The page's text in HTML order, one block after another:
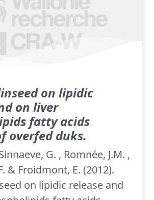
on lipidic
on liver
fatty acids
overfed duks.
G. , Romnée, J.M. ,
& Froidmont, E. (2012).
on lipidic release and